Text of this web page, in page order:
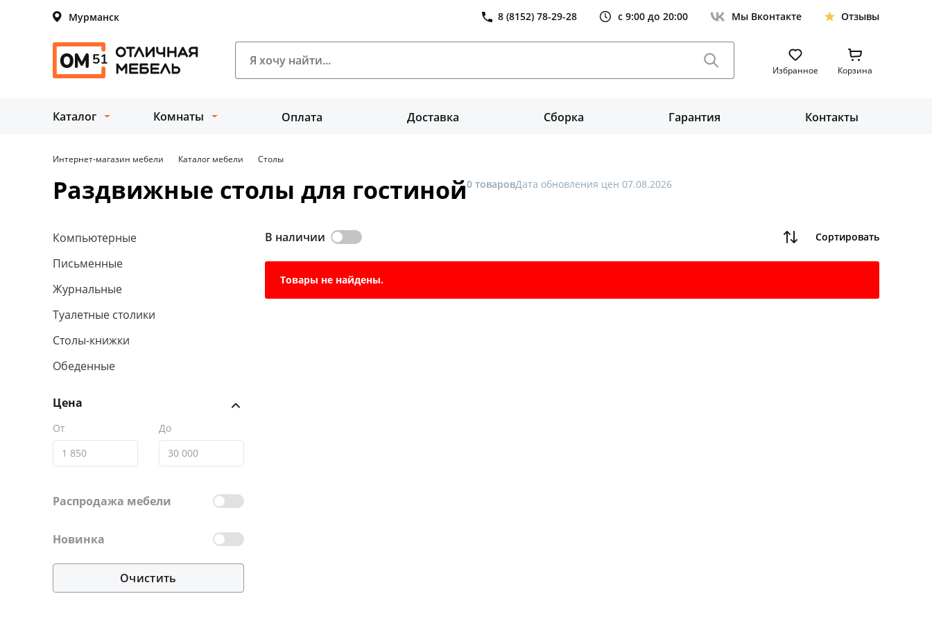
Мурманск 8 (8152) 78-29-28 с 9:00 до 20:00 Мы Вконтакте Отзывы
Избранное Корзина
Каталог Комнаты Оплата Доставка Сборка Гарантия Контакты
Интернет-магазин мебели Каталог мебели Столы
Раздвижные столы для гостиной0 товаровДата обновления цен 07.08.2026
Компьютерные
Письменные
Журнальные
Туалетные столики
Столы-книжки
Обеденные
Цена
От До
Распродажа мебели
Новинка
Очистить
В наличии Сортировать
Товары не найдены.